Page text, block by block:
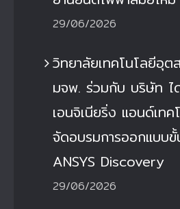
29/06/2026
วิทยาลัยเทคโนโลยีอุต
มจพ. ร่วมกับ บริษัท ไ
เอนจิเนียริ่ง แอนด์เท
จัดอบรมการออกแบบ
ANSYS Discovery
29/06/2026